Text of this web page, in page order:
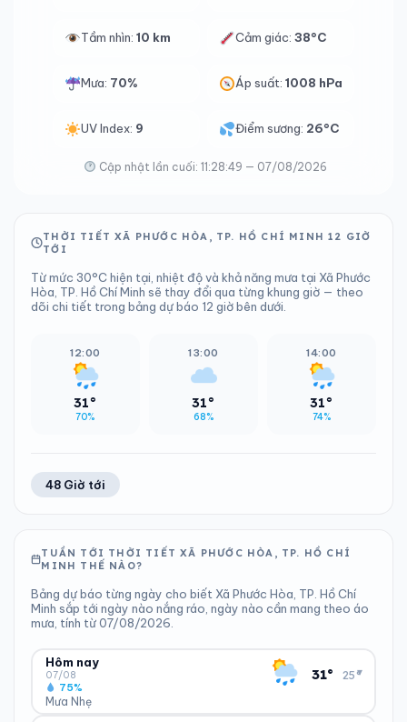
Tầm nhìn: 10 km Cảm giác:38°C
Mưa: 70% Áp suất:1008 hPa
UV Index: 9 Điểm sương: 26°C
Cập nhật lần cuối: 11:28:49 — 07/08/2026
THỜI TIẾT XÃ PHƯỚC HÒA, TP. HỒ CHÍ MINH 12 GIỜ
TỚI
Từ mức 30°C hiện tại, nhiệt độ và khả năng mưa tại Xã Phước
Hòa, TP. Hồ Chí Minh sẽ thay đổi qua từng khung giờ — theo
dõi chi tiết trong bảng dự báo 12 giờ bên dưới.
12:00
31°
70%
13:00
31°
68%
14:00
31°
74%
48 Giờ tới
TUẦN TỚI THỜI TIẾT XÃ PHƯỚC HÒA, TP. HỒ CHÍ
MINH THẾ NÀO?
Bảng dự báo từng ngày cho biết Xã Phước Hòa, TP. Hồ Chí
Minh sắp tới ngày nào nắng ráo, ngày nào cần mang theo áo
mưa, tính từ 07/08/2026.
Hôm nay
07/08
Mưa Nhẹ
75%
31° 25°
▾